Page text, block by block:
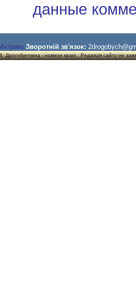
данные
Зворотній зв'язок:
- новини краю . Редакція сайту не